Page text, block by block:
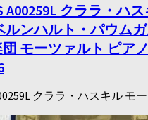
A00259L クララ・ハ
ルンハルト・パウム
モーツァルト ピアノ
クララ・ハスキル モ